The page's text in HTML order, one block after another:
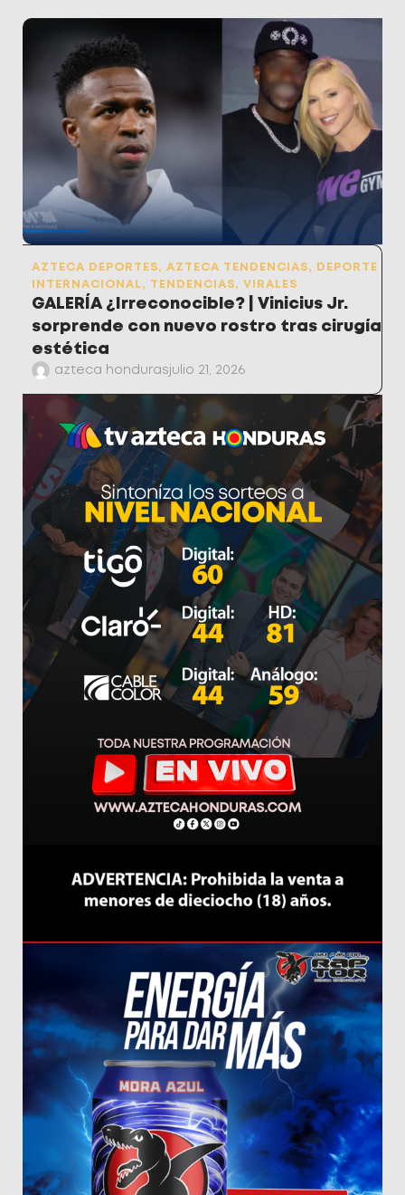
AZTECA DEPORTES, AZTECA TENDENCIAS,
DEPORTE
INTERNACIONAL, TENDENCIAS, VIRALES
GALERÍA ¿Irreconocible? | Vinicius Jr.
sorprende con nuevo rostro tras cirugía
estética
azteca hondurasjulio 21, 2026